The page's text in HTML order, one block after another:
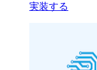
実装する